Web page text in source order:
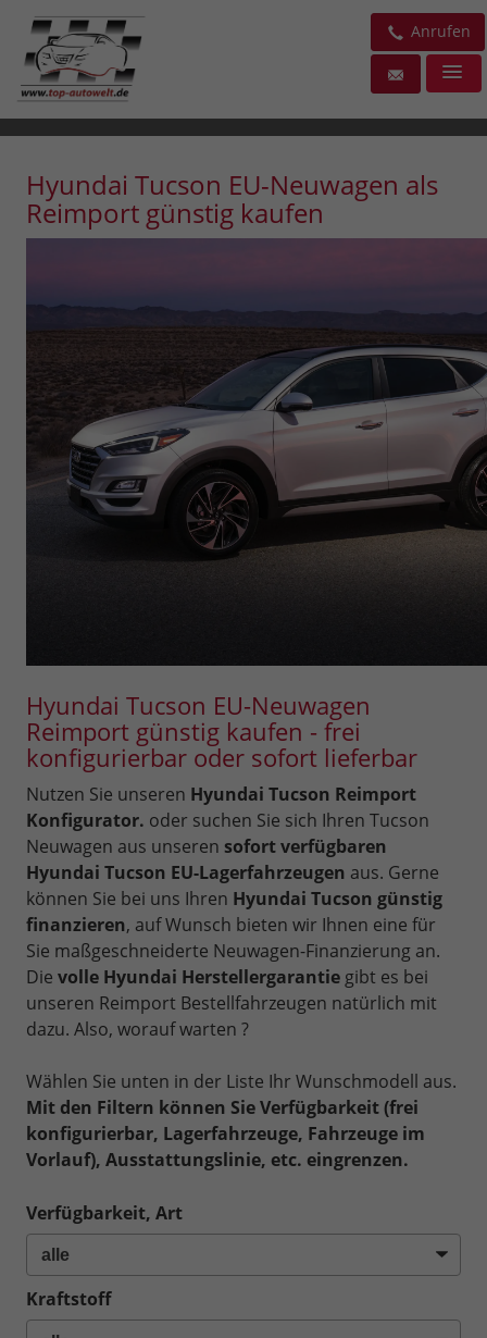
Anrufen
Hyundai Tucson EU-Neuwagen als
Reimport günstig kaufen
Hyundai Tucson EU-Neuwagen
Reimport günstig kaufen - frei
konfigurierbar oder sofort lieferbar
Nutzen Sie unseren Hyundai Tucson Reimport
Konfigurator. oder suchen Sie sich Ihren Tucson
Neuwagen aus unseren sofort verfügbaren
Hyundai Tucson EU-Lagerfahrzeugen aus. Gerne
können Sie bei uns Ihren Hyundai Tucson günstig
finanzieren, auf Wunsch bieten wir Ihnen eine für
Sie maßgeschneiderte Neuwagen-Finanzierung an.
Die volle Hyundai Herstellergarantie gibt es bei
unseren Reimport Bestellfahrzeugen natürlich mit
dazu. Also, worauf warten ?
Wählen Sie unten in der Liste Ihr Wunschmodell aus.
Mit den Filtern können Sie Verfügbarkeit (frei
konfigurierbar, Lagerfahrzeuge, Fahrzeuge im
Vorlauf), Ausstattungslinie, etc. eingrenzen.
Verfügbarkeit, Art
Kraftstoff